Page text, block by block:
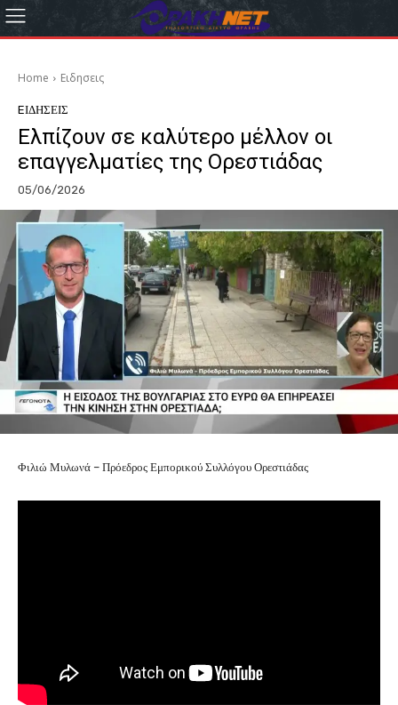
Home Eιδησεις
EΙΔΗΣΕΙΣ
Ελπίζουν σε καλύτερο μέλλον οι
επαγγελματίες της Ορεστιάδας
05/06/2026
Φιλιώ Μυλωνά – Πρόεδρος Εμπορικού Συλλόγου Ορεστιάδας